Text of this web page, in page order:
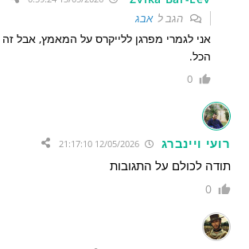
הגב לאבג
אני לגמרי מפרגן ללייקרס על המאמץ, אבל זה
הכל.
0
רועי ויינברג
תודה לכולם על התגובות
0